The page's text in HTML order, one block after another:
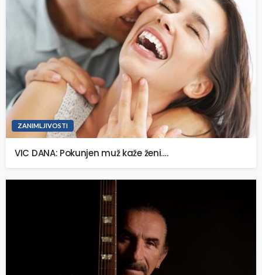
ZANIMLJIVOSTI
VIC DANA: Pokunjen muž kaže ženi….